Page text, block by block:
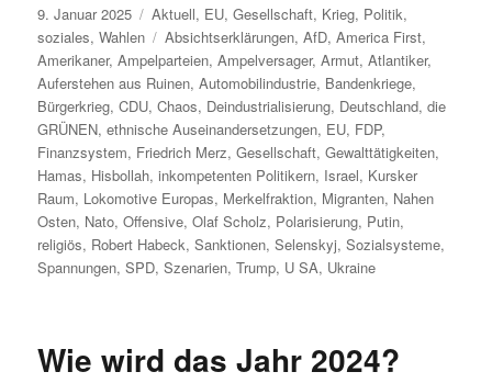
Veröffentlicht
am
9. Januar 2025 Kategorien
Aktuell, EU,Gesellschaft, Krieg, Politik,
soziales,Wahlen Schlagwörter
Absichtserklärungen,AfD,America First,
Amerikaner,Ampelparteien,Ampelversager,Armut,Atlantiker,
Auferstehen aus Ruinen,Automobilindustrie, Bandenkriege,
Bürgerkrieg,CDU,Chaos, Deindustrialisierung, Deutschland,die
GRÜNEN,ethnische Auseinandersetzungen, EU, FDP,
Finanzsystem, Friedrich Merz,Gesellschaft,Gewalttätigkeiten,
Hamas, Hisbollah,inkompetenten Politikern, Israel, Kursker
Raum, Lokomotive Europas, Merkelfraktion, Migranten, Nahen
Osten, Nato,Offensive,Olaf Scholz, Polarisierung, Putin,
religiös, Robert Habeck,Sanktionen,Selenskyj,Sozialsysteme,
Spannungen,SPD,Szenarien,Trump, U SA, Ukraine
Wie wird das Jahr 2024?